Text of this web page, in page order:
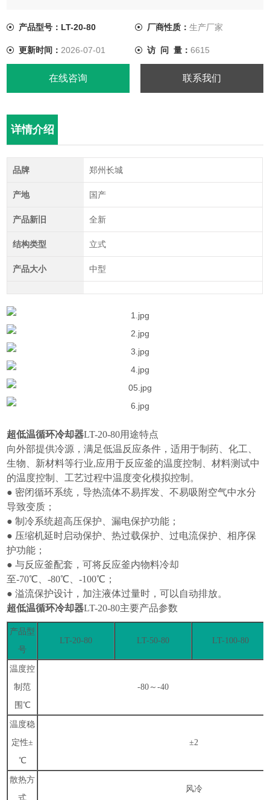
产品型号：LT-20-80 厂商性质： 生产厂家
更新时间： 2026-07-01 访 问 量： 6615
在线咨询 联系我们
详情介绍
品牌 郑州长城
产地 国产
产品新旧 全新
结构类型 立式
产品大小 中型
超低温循环冷却器LT-20-80用途特点
向外部提供冷源，满足低温反应条件，适用于制药、化工、
生物、新材料等行业,应用于反应釜的温度控制、材料测试中
的温度控制、工艺过程中温度变化模拟控制。
● 密闭循环系统，导热流体不易挥发、不易吸附空气中水分
导致变质；
● 制冷系统超高压保护、漏电保护功能；
● 压缩机延时启动保护、热过载保护、过电流保护、相序保
护功能；
● 与反应釜配套，可将反应釜内物料冷却
至-70℃、-80℃、-100℃；
● 溢流保护设计，加注液体过量时，可以自动排放。
超低温循环冷却器LT-20-80主要产品参数
产品型
号
LT-20-80 LT-50-80 LT-100-80
温度控
制范
围℃
-80 ～-40
温度稳
定性±
℃
±2
散热方
式
风冷